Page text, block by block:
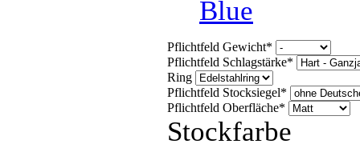
Pflichtfeld Gewicht*
Pflichtfeld Schlagstärke*
Ring
Pflichtfeld Stocksiegel*
Pflichtfeld Oberfläche*
Stockfarbe